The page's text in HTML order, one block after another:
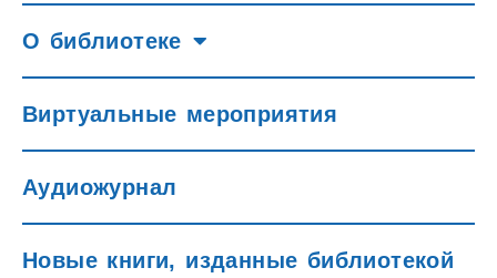
О библиотеке
Виртуальные мероприятия
Аудиожурнал
Новые книги, изданные библиотекой